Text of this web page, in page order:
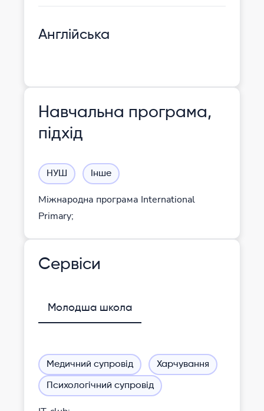
Англійська
Навчальна програма,
підхід
НУШ Інше
Міжнародна програма International
Primary;
Сервіси
Молодша школа
Медичний супровід Харчування
Психологічний супровід